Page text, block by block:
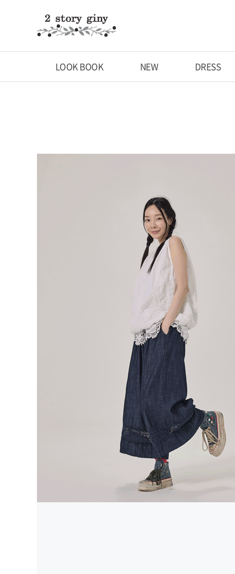
LOOK BOOK NEW DRESS